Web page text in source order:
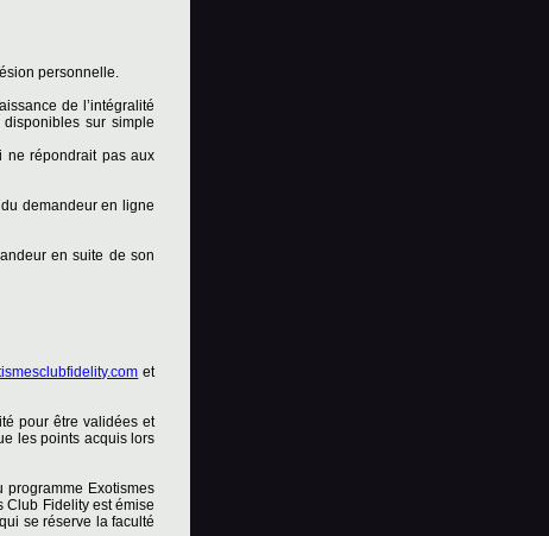
personnelle.
de l’intégralité
sur simple
ne répondrait pas aux
demandeur en ligne
en suite de son
et
pour être validées et
les points acquis lors
programme Exotismes
Club Fidelity est émise
se réserve la faculté